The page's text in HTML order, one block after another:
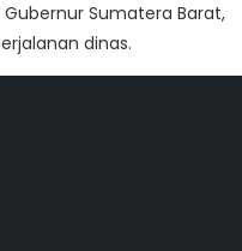
Gubernur Sumatera Barat,
dinas.